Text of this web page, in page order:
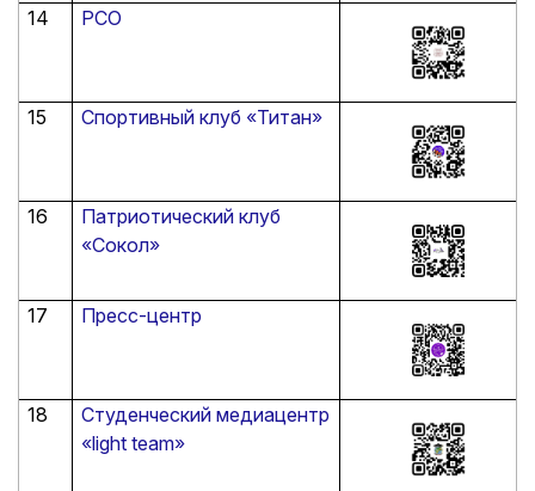
14 РСО
15 Спортивный клуб «Титан»
16
Патриотический клуб
«Сокол»
17 Пресс-центр
18
Студенческий медиацентр
«light team»